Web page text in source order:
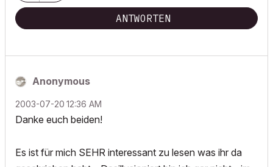
ANTWORTEN
Anonymous
‎2003-07-20 12:36 AM
Danke euch beiden!
Es ist für mich SEHR interessant zu lesen was ihr da